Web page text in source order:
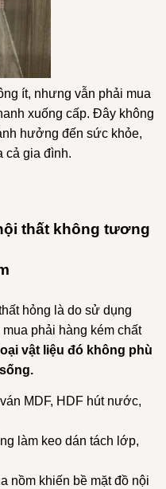
ít, nhưng vẫn phải mua
xuống cấp. Đây không
hưởng đến sức khỏe,
cả gia đình.
thất không tương
hỏng là do sử dụng
phải hàng kém chất
loại vật liệu đó không phù
MDF, HDF hút nước,
làm keo dán tách lớp,
nồm khiến bề mặt đồ nội